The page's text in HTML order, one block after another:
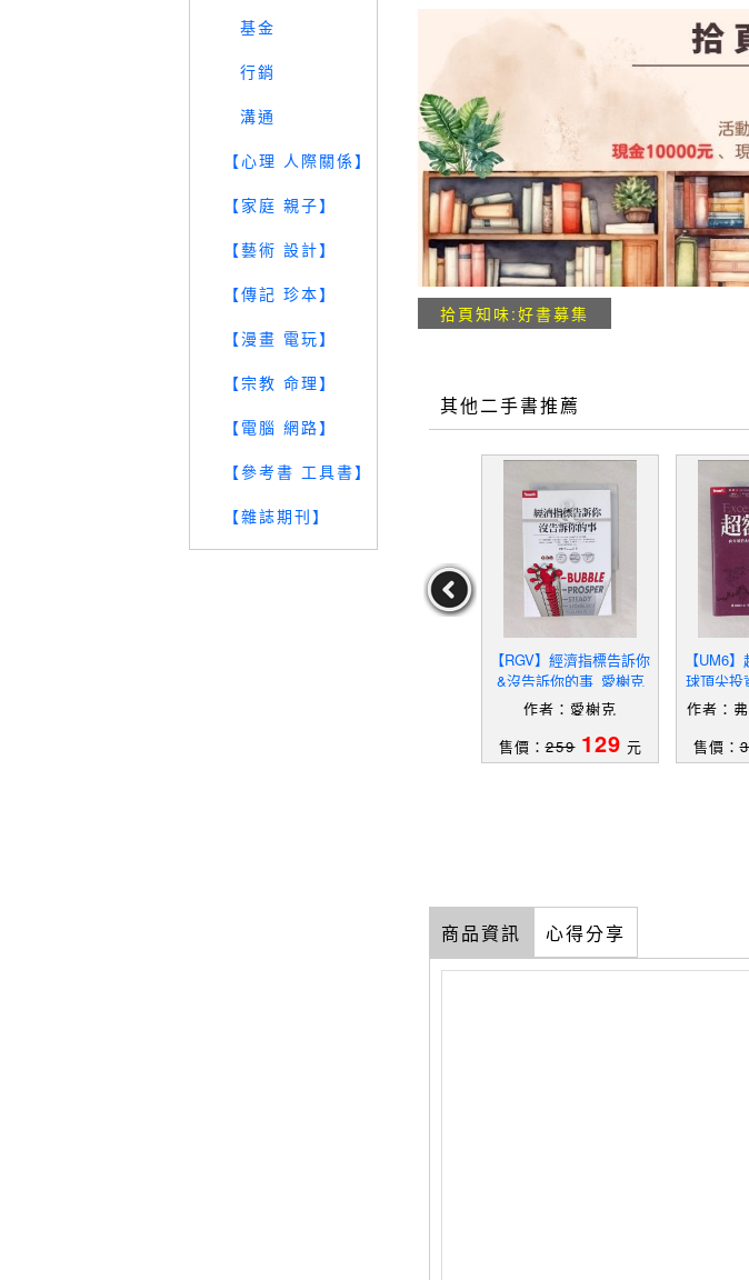
基金
行銷
溝通
【心理 人際關係】
【家庭 親子】
【藝術 設計】
【傳記 珍本】
【漫畫 電玩】
【宗教 命理】
【電腦 網路】
【參考書 工具書】
【雜誌期刊】
拾頁知味:好書募集
其他二手書推薦
【RGV】經濟指標告訴你
&沒告訴你的事_愛榭克
作者：愛榭克
售價：259 129 元
【UM6
球頂尖投
打敗大盤
哈弗
作者：
售價：
商品資訊 心得分享